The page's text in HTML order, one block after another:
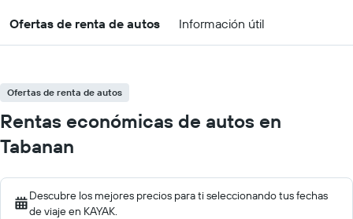
Ofertas de renta de autos Información útil
Ofertas de renta de autos
Rentas económicas de autos en
Tabanan
Descubre los mejores precios para ti seleccionando tus fechas
de viaje en KAYAK.